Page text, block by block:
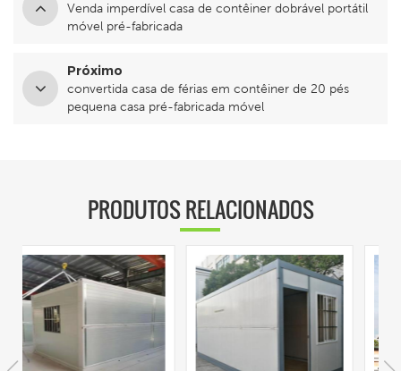
Venda imperdível casa de contêiner dobrável portátil
móvel pré-fabricada
Próximo
convertida casa de férias em contêiner de 20 pés
pequena casa pré-fabricada móvel
PRODUTOS RELACIONADOS